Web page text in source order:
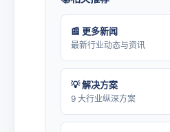
📰 更多新闻
最新行业动态与资讯
💡 解决方案
9 大行业纵深方案